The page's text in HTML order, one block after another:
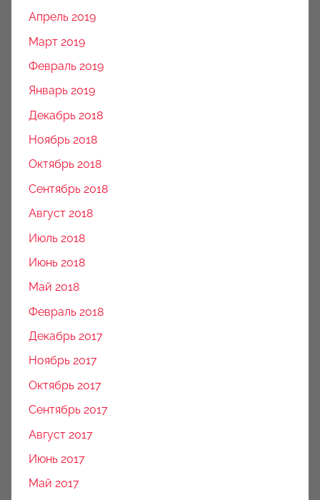
Апрель 2019
Март 2019
Февраль 2019
Январь 2019
Декабрь 2018
Ноябрь 2018
Октябрь 2018
Сентябрь 2018
Август 2018
Июль 2018
Июнь 2018
Май 2018
Февраль 2018
Декабрь 2017
Ноябрь 2017
Октябрь 2017
Сентябрь 2017
Август 2017
Июнь 2017
Май 2017